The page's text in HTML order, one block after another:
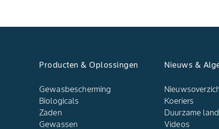
Producten & Oplossingen
Gewasbescherming
Biologicals
Zaden
Gewassen
Nieuws &
Koeriers
Duurzame
Videos